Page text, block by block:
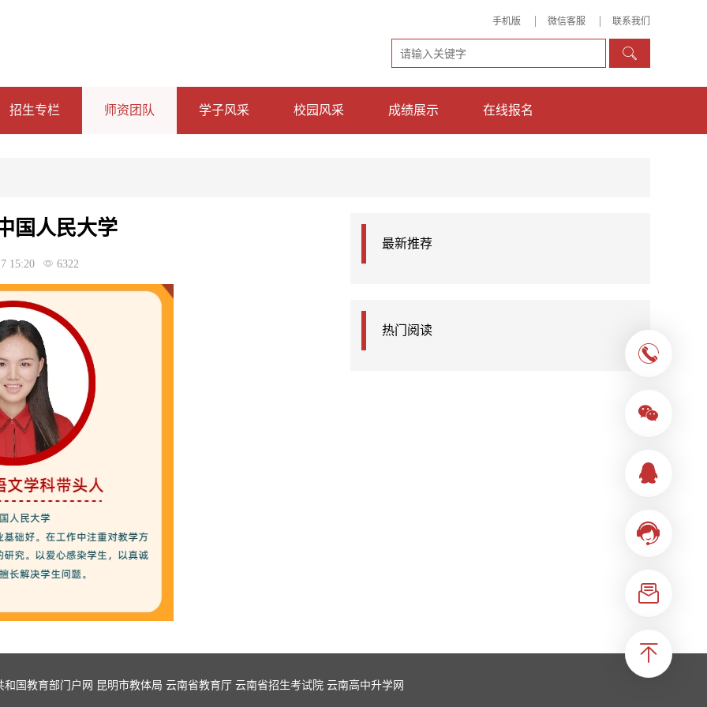
手机版 微信客服 联系我们

招生专栏 师资团队 学子风采 校园风采 成绩展示 在线报名
国人民大学
15:20 6322
最新推荐
热门阅读
和国教育部门户网 昆明市教体局 云南省教育厅 云南省招生考试院 云南高中升学网